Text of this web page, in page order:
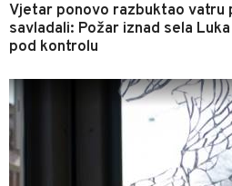
Vjetar ponovo razbuktao vatru
savladali: Požar iznad sela
pod kontrolu